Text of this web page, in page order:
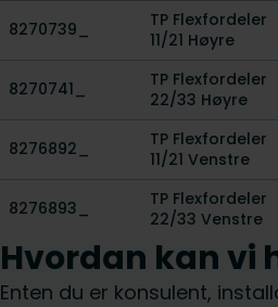
8270739_
TP Flexfordeler
11/21 Høyre
8270741_
TP Flexfordeler
22/33 Høyre
8276892_
TP Flexfordeler
11/21 Venstre
8276893_
TP Flexfordeler
22/33 Venstre
Hvordan kan vi
Enten du er konsulent,